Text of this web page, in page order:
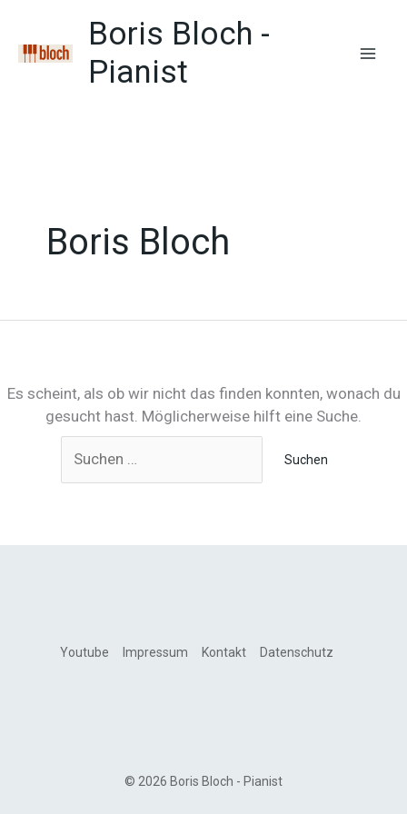
springen
Boris Bloch -
Pianist
Boris Bloch
Es scheint, als ob wir nicht das finden konnten, wonach du
gesucht hast. Möglicherweise hilft eine Suche.
nach:
Youtube Impressum Kontakt Datenschutz
© 2026 Boris Bloch - Pianist